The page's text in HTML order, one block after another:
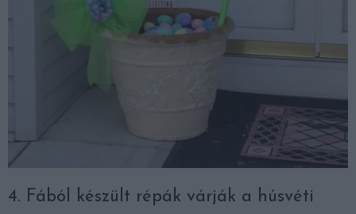
4. Fából készült répák várják a húsvéti